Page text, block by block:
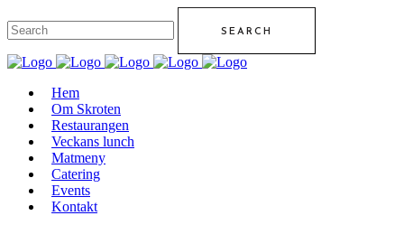
Hem
Om Skroten
Restaurangen
Veckans lunch
Matmeny
Catering
Events
Kontakt